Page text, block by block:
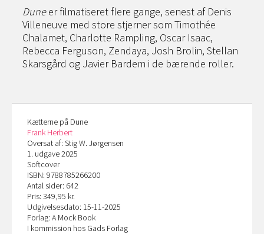
Duneer filmatiseret flere gange, senest af Denis
Villeneuve med store stjerner som Timothée
Chalamet, Charlotte Rampling, Oscar Isaac,
Rebecca Ferguson, Zendaya, Josh Brolin, Stellan
Skarsgård og Javier Bardem i de bærende roller.
Kætterne på Dune
Frank Herbert
Oversat af: Stig W. Jørgensen
1. udgave 2025
Softcover
ISBN: 9788785266200
Antal sider: 642
Pris: 349,95 kr.
Udgivelsesdato: 15-11-2025
Forlag: A Mock Book
I kommission hos Gads Forlag